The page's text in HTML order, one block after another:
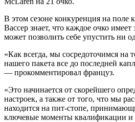
В этом сезоне конкуренция на поле
Вассер знает, что каждое очко
может позволить себе упустить ни
«Как всегда, мы сосредоточимся на
нашего пакета все до последней
— прокомментировал француз.
«Это начинается от скорейшего
настроек, а также от того, что мы
находится на пит-стопе,
ключевые моменты квалификации и